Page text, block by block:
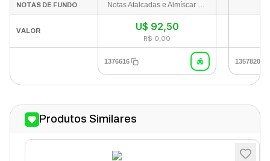
NOTAS DE FUNDO Notas Atalcadas e Almíscar (Musk)
VALOR U$ 92,50
R$ 0,00
1376616 1357820
Produtos Similares